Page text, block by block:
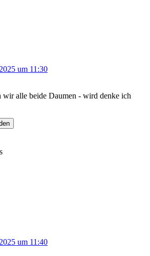
um 11:30
wir alle beide Daumen - wird denke ich
um 11:40